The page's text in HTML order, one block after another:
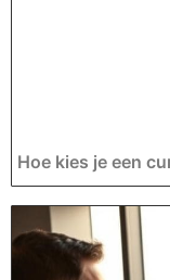
Hoe kies je een